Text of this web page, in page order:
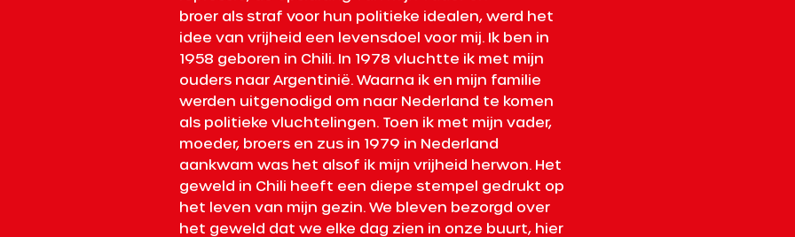
broer als straf voor hun politieke idealen, werd het
idee van vrijheid een levensdoel voor mij. Ik ben in
1958 geboren in Chili. In 1978 vluchtte ik met mijn
ouders naar Argentinië. Waarna ik en mijn familie
werden uitgenodigd om naar Nederland te komen
als politieke vluchtelingen. Toen ik met mijn vader,
moeder, broers en zus in 1979 in Nederland
aankwam was het alsof ik mijn vrijheid herwon. Het
geweld in Chili heeft een diepe stempel gedrukt op
het leven van mijn gezin. We bleven bezorgd over
het geweld dat we elke dag zien in onze buurt, hier